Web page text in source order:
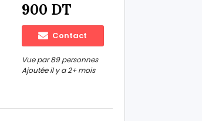
900 DT
Contact
Vue par 89 personnes
Ajoutée il y a 2+ mois